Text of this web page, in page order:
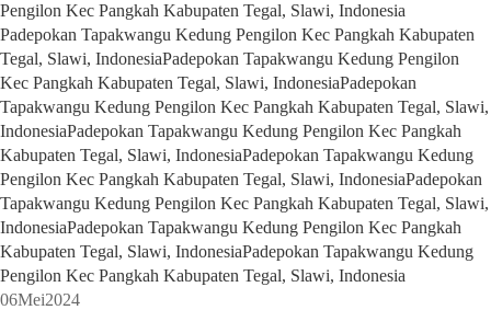
Pengilon Kec Pangkah Kabupaten Tegal, Slawi, Indonesia
Padepokan Tapakwangu Kedung Pengilon Kec Pangkah Kabupaten
Tegal, Slawi, IndonesiaPadepokan Tapakwangu Kedung Pengilon
Kec Pangkah Kabupaten Tegal, Slawi, IndonesiaPadepokan
Tapakwangu Kedung Pengilon Kec Pangkah Kabupaten Tegal, Slawi,
IndonesiaPadepokan Tapakwangu Kedung Pengilon Kec Pangkah
Kabupaten Tegal, Slawi, IndonesiaPadepokan Tapakwangu Kedung
Pengilon Kec Pangkah Kabupaten Tegal, Slawi, IndonesiaPadepokan
Tapakwangu Kedung Pengilon Kec Pangkah Kabupaten Tegal, Slawi,
IndonesiaPadepokan Tapakwangu Kedung Pengilon Kec Pangkah
Kabupaten Tegal, Slawi, IndonesiaPadepokan Tapakwangu Kedung
Pengilon Kec Pangkah Kabupaten Tegal, Slawi, Indonesia
06Mei2024